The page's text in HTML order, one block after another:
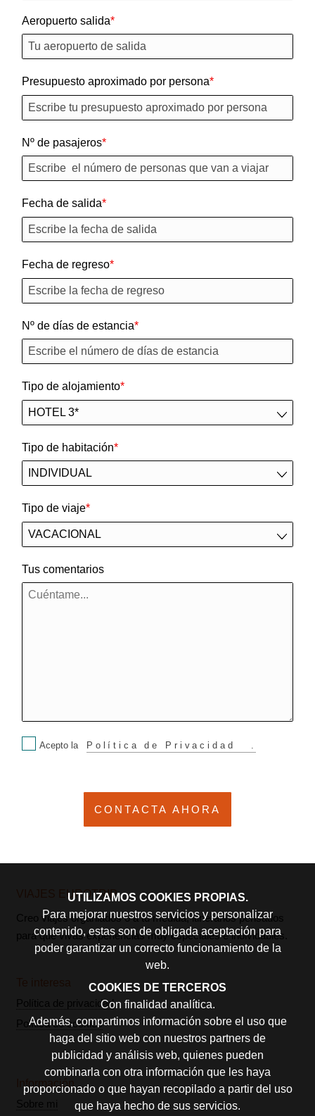
UTILIZAMOS COOKIES PROPIAS.
Para mejorar nuestros servicios y personalizar
contenido, estas son de obligada aceptación para
poder garantizar un correcto funcionamiento de la
web.
COOKIES DE TERCEROS
Con finalidad analítica.
Además, compartimos información sobre el uso que
haga del sitio web con nuestros partners de
publicidad y análisis web, quienes pueden
combinarla con otra información que les haya
proporcionado o que hayan recopilado a partir del uso
que haya hecho de sus servicios.
Aeropuerto salida
Presupuesto aproximado por persona
Nº de pasajeros
Fecha de salida
Fecha de regreso
Nº de días de estancia
Tipo de alojamiento
Tipo de habitación
Tipo de viaje
Tus comentarios
Acepto la Política de Privacidad
VIAJES EUROTRIP
Creo viajes organiados o a tu medida, itinerarios pensados
para que vivas experiencias muy especiales e inolvidables.
Política de privacidad
Política de cookies
Información
Sobre mi